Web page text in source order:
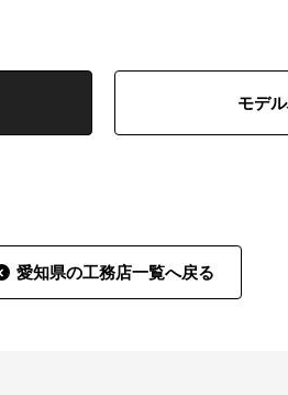
モデ
愛知県の工務店一覧へ戻る